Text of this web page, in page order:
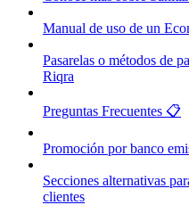
Manual de uso de un
Pasarelas o métodos de
Riqra
Preguntas Frecuentes 📋
Promoción por banco
Secciones alternativas
clientes